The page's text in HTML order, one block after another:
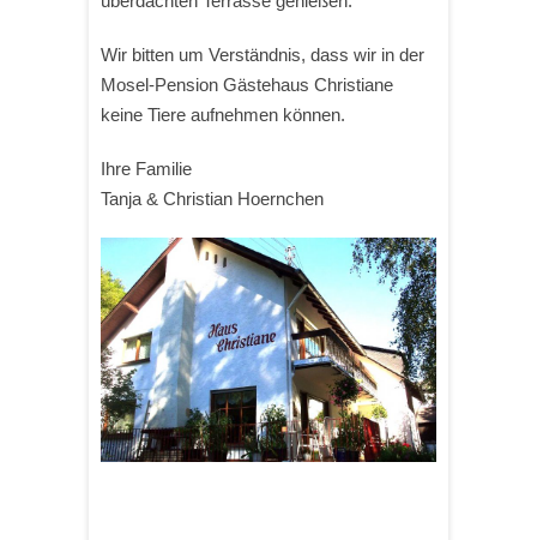
Wir bitten um Verständnis, dass wir in der
Mosel-Pension Gästehaus Christiane
keine Tiere aufnehmen können.
Ihre Familie
Tanja & Christian Hoernchen